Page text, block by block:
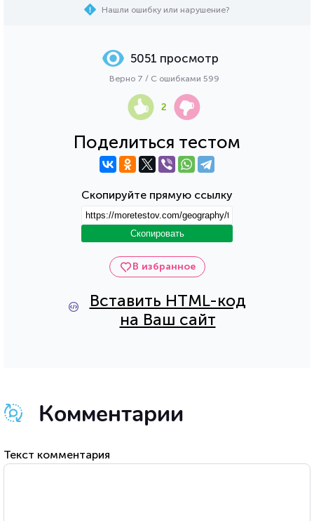
Нашли ошибку или нарушение?
В избранное
Вставить HTML-код
на Ваш сайт
Поделиться тестом
Скопируйте прямую ссылку
Скопировать
5051 просмотр
Верно 7 / С ошибками 599
2
Комментарии
Текст комментария